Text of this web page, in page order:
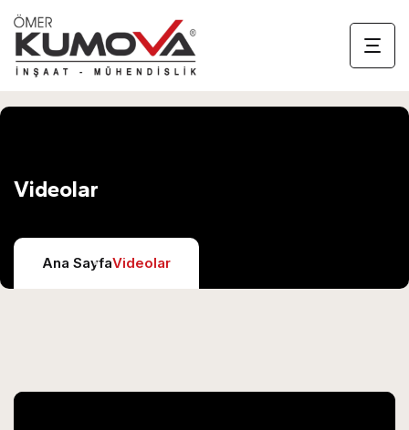
Videolar
Ana SayfaVideolar